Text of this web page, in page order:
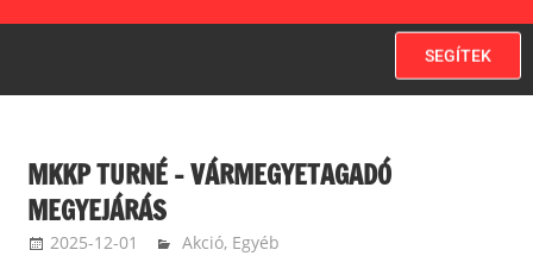
SEGÍTEK
MKKP TURNÉ – VÁRMEGYETAGADÓ
MEGYEJÁRÁS
2025-12-01 MKKP
Akció, Egyéb